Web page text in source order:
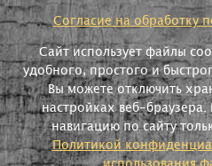
Согласие на обработку
Сайт использует файлы
удобного, простого и
Вы можете отключить
настройках веб-
навигацию по сайту
Политикой